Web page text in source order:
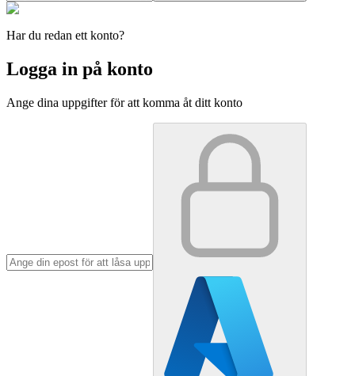
Har du redan ett konto?
Logga in på konto
Ange dina uppgifter för att komma åt ditt konto